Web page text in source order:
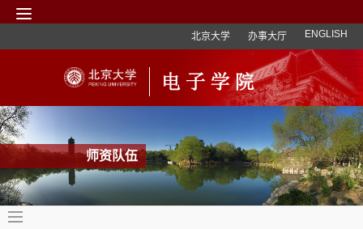
北京大学 办事大厅 ENGLISH
师资队伍